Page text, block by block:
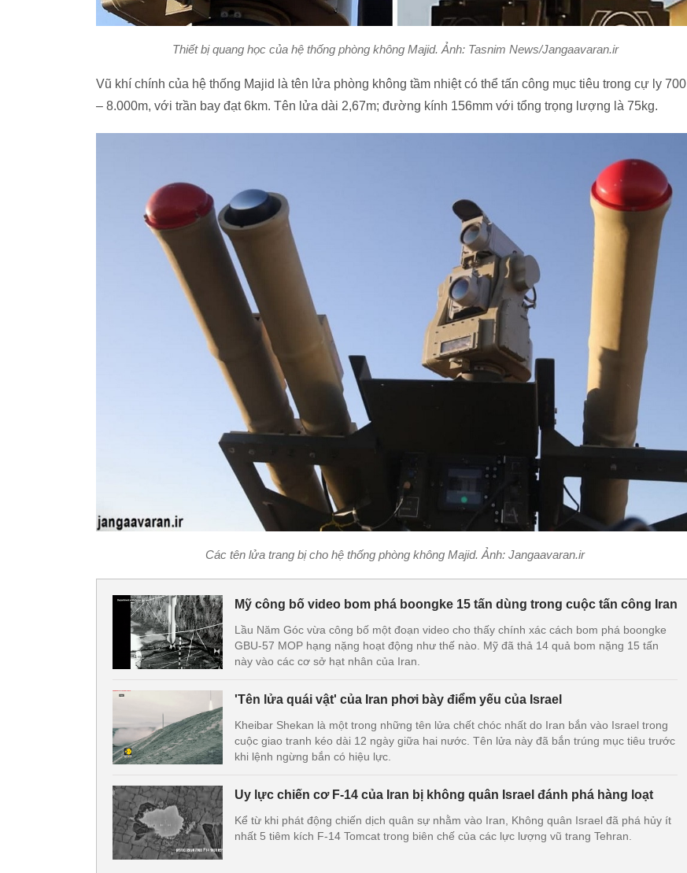
Thiết bị quang học của hệ thống phòng không Majid. Ảnh: Tasnim News/Jangaavaran.ir
Vũ khí chính của hệ thống Majid là tên lửa phòng không tầm nhiệt có thể tấn công mục tiêu trong cự ly 700
– 8.000m, với trần bay đạt 6km. Tên lửa dài 2,67m; đường kính 156mm với tổng trọng lượng là 75kg.
Các tên lửa trang bị cho hệ thống phòng không Majid. Ảnh: Jangaavaran.ir
Mỹ công bố video bom phá boongke 15 tấn dùng trong cuộc tấn công Iran
Lầu Năm Góc vừa công bố một đoạn video cho thấy chính xác cách bom phá boongke
GBU-57 MOP hạng nặng hoạt động như thế nào. Mỹ đã thả 14 quả bom nặng 15 tấn
này vào các cơ sở hạt nhân của Iran.
'Tên lửa quái vật' của Iran phơi bày điểm yếu của Israel
Kheibar Shekan là một trong những tên lửa chết chóc nhất do Iran bắn vào Israel trong
cuộc giao tranh kéo dài 12 ngày giữa hai nước. Tên lửa này đã bắn trúng mục tiêu trước
khi lệnh ngừng bắn có hiệu lực.
Uy lực chiến cơ F-14 của Iran bị không quân Israel đánh phá hàng loạt
Kể từ khi phát động chiến dịch quân sự nhằm vào Iran, Không quân Israel đã phá hủy ít
nhất 5 tiêm kích F-14 Tomcat trong biên chế của các lực lượng vũ trang Tehran.